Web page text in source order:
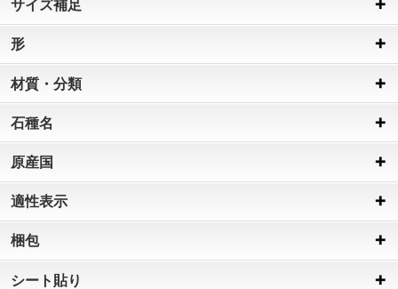
サイズ補足
形
材質・分類
石種名
原産国
適性表示
梱包
シート貼り